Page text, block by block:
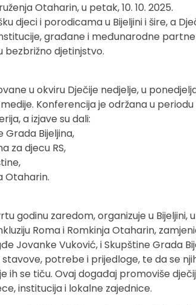
Otaharin, u petak, 10. 10. 2025.
djeci i porodicama u Bijeljini i šire, a
građane i međunarodne
bezbrižno djetinjstvo.
u okviru Dječije nedjelje, u
Konferencija je održana u periodu
a izjave su dali:
Grada Bijeljina,
za djecu RS,
Otaharin.
godinu zaredom, organizuje u Bijeljini, u
Roma i Romkinja Otaharin,
Jovanke Vuković, i Skupštine Grada
potrebe i prijedloge, te da se
ih se tiču. Ovaj događaj promoviše
institucija i lokalne zajednice.